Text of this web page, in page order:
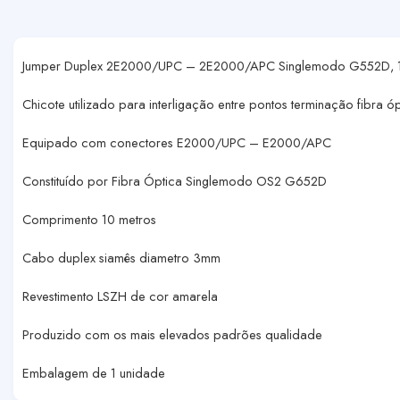
Jumper Duplex 2E2000/UPC – 2E2000/APC Singlemodo G552D,
Chicote utilizado para interligação entre pontos terminação fibra
Equipado com conectores E2000/UPC – E2000/APC
Constituído por Fibra Óptica Singlemodo OS2 G652D
Comprimento 10 metros
Cabo duplex siamês diametro 3mm
Revestimento LSZH de cor amarela
Produzido com os mais elevados padrões qualidade
Embalagem de 1 unidade